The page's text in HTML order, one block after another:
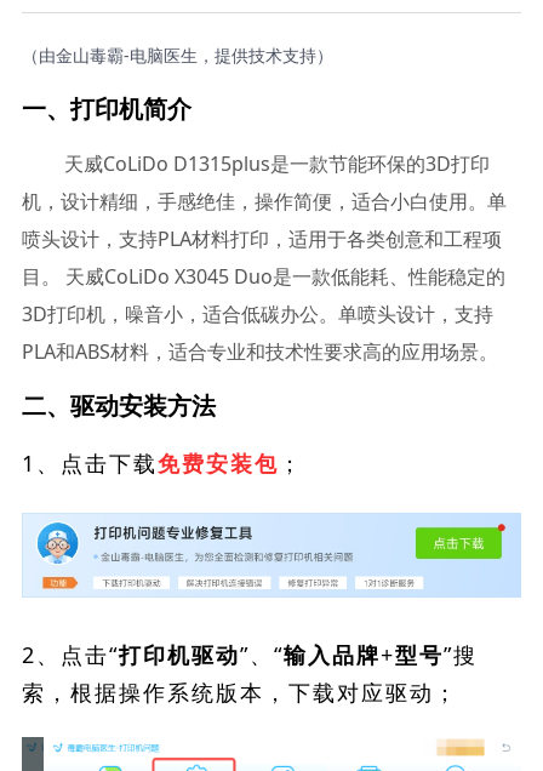
（由金山毒霸-电脑医生，提供技术支持）
一、打印机简介
天威CoLiDo D1315plus是一款节能环保的3D打印
机，设计精细，手感绝佳，操作简便，适合小白使用。单
喷头设计，支持PLA材料打印，适用于各类创意和工程项
目。 天威CoLiDo X3045 Duo是一款低能耗、性能稳定的
3D打印机，噪音小，适合低碳办公。单喷头设计，支持
PLA和ABS材料，适合专业和技术性要求高的应用场景。
二、驱动安装方法
1、点击下载免费安装包 ；
2、点击“打印机驱动”、“输入品牌+型号”搜
索，根据操作系统版本，下载对应驱动；